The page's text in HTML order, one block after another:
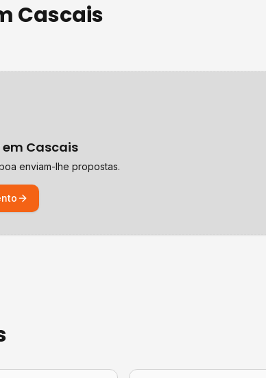
Cascais
Cascais
enviam-lhe propostas.